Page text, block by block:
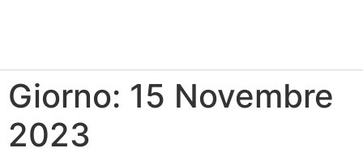
Giorno: 15 Novembre
2023